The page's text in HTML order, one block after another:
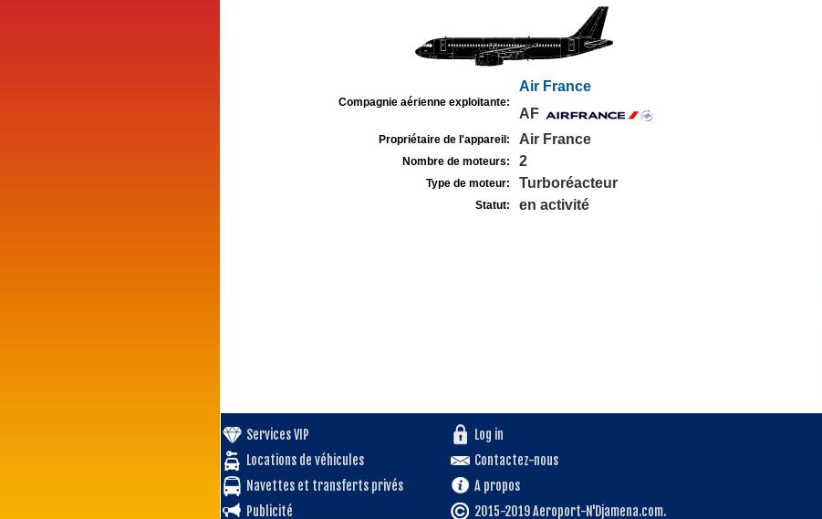
Compagnie aérienne exploitante:
Air France
AF
Propriétaire de l'appareil: Air France
Nombre de moteurs: 2
Type de moteur: Turboréacteur
Statut: en activité
Services VIP
Locations de véhicules
Navettes et transferts privés
Publicité
Log in
Contactez-nous
A propos
2015-2019 Aeroport-N'Djamena.com.